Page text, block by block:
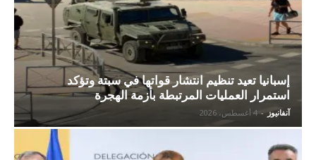
إسبانيا تعيد تنظيم انتشار قواتها في سبتة وتؤكد
استمرار العمليات المرتبطة بأزمة الهجرة
آنفانيوز - 4 أغسطس، 2026